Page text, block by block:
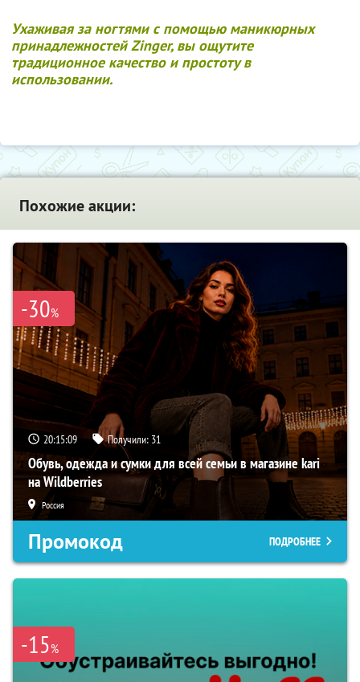
Ухаживая за ногтями с помощью маникюрных
принадлежностей Zinger, вы ощутите
традиционное качество и простоту в
использовании.
Похожие акции:
-30%
20:15:07 Получили: 31
Обувь, одежда и сумки для всей семьи в магазине kari
на Wildberries
Россия
Промокод ПОДРОБНЕЕ
-15%